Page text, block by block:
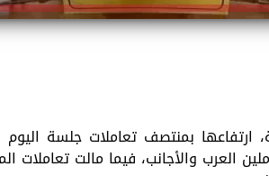
ارتفاعها بمنتصف تعاملات جلسة
العرب والأجانب، فيما مالت تعاملات